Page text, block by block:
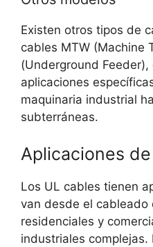
Existen otros tipos de
cables MTW (Machine
(Underground Feeder),
aplicaciones
maquinaria industrial
subterráneas.
Aplicaciones
Los UL cables tienen
van desde el cableado
residenciales y
industriales complejas.